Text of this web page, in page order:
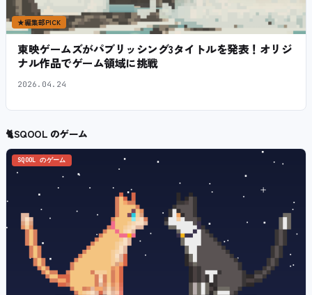
★編集部PICK
東映ゲームズがパブリッシング3タイトルを発表！オリジ
ナル作品でゲーム領域に挑戦
2026.04.24
🐈SQOOL のゲーム
SQOOL のゲーム